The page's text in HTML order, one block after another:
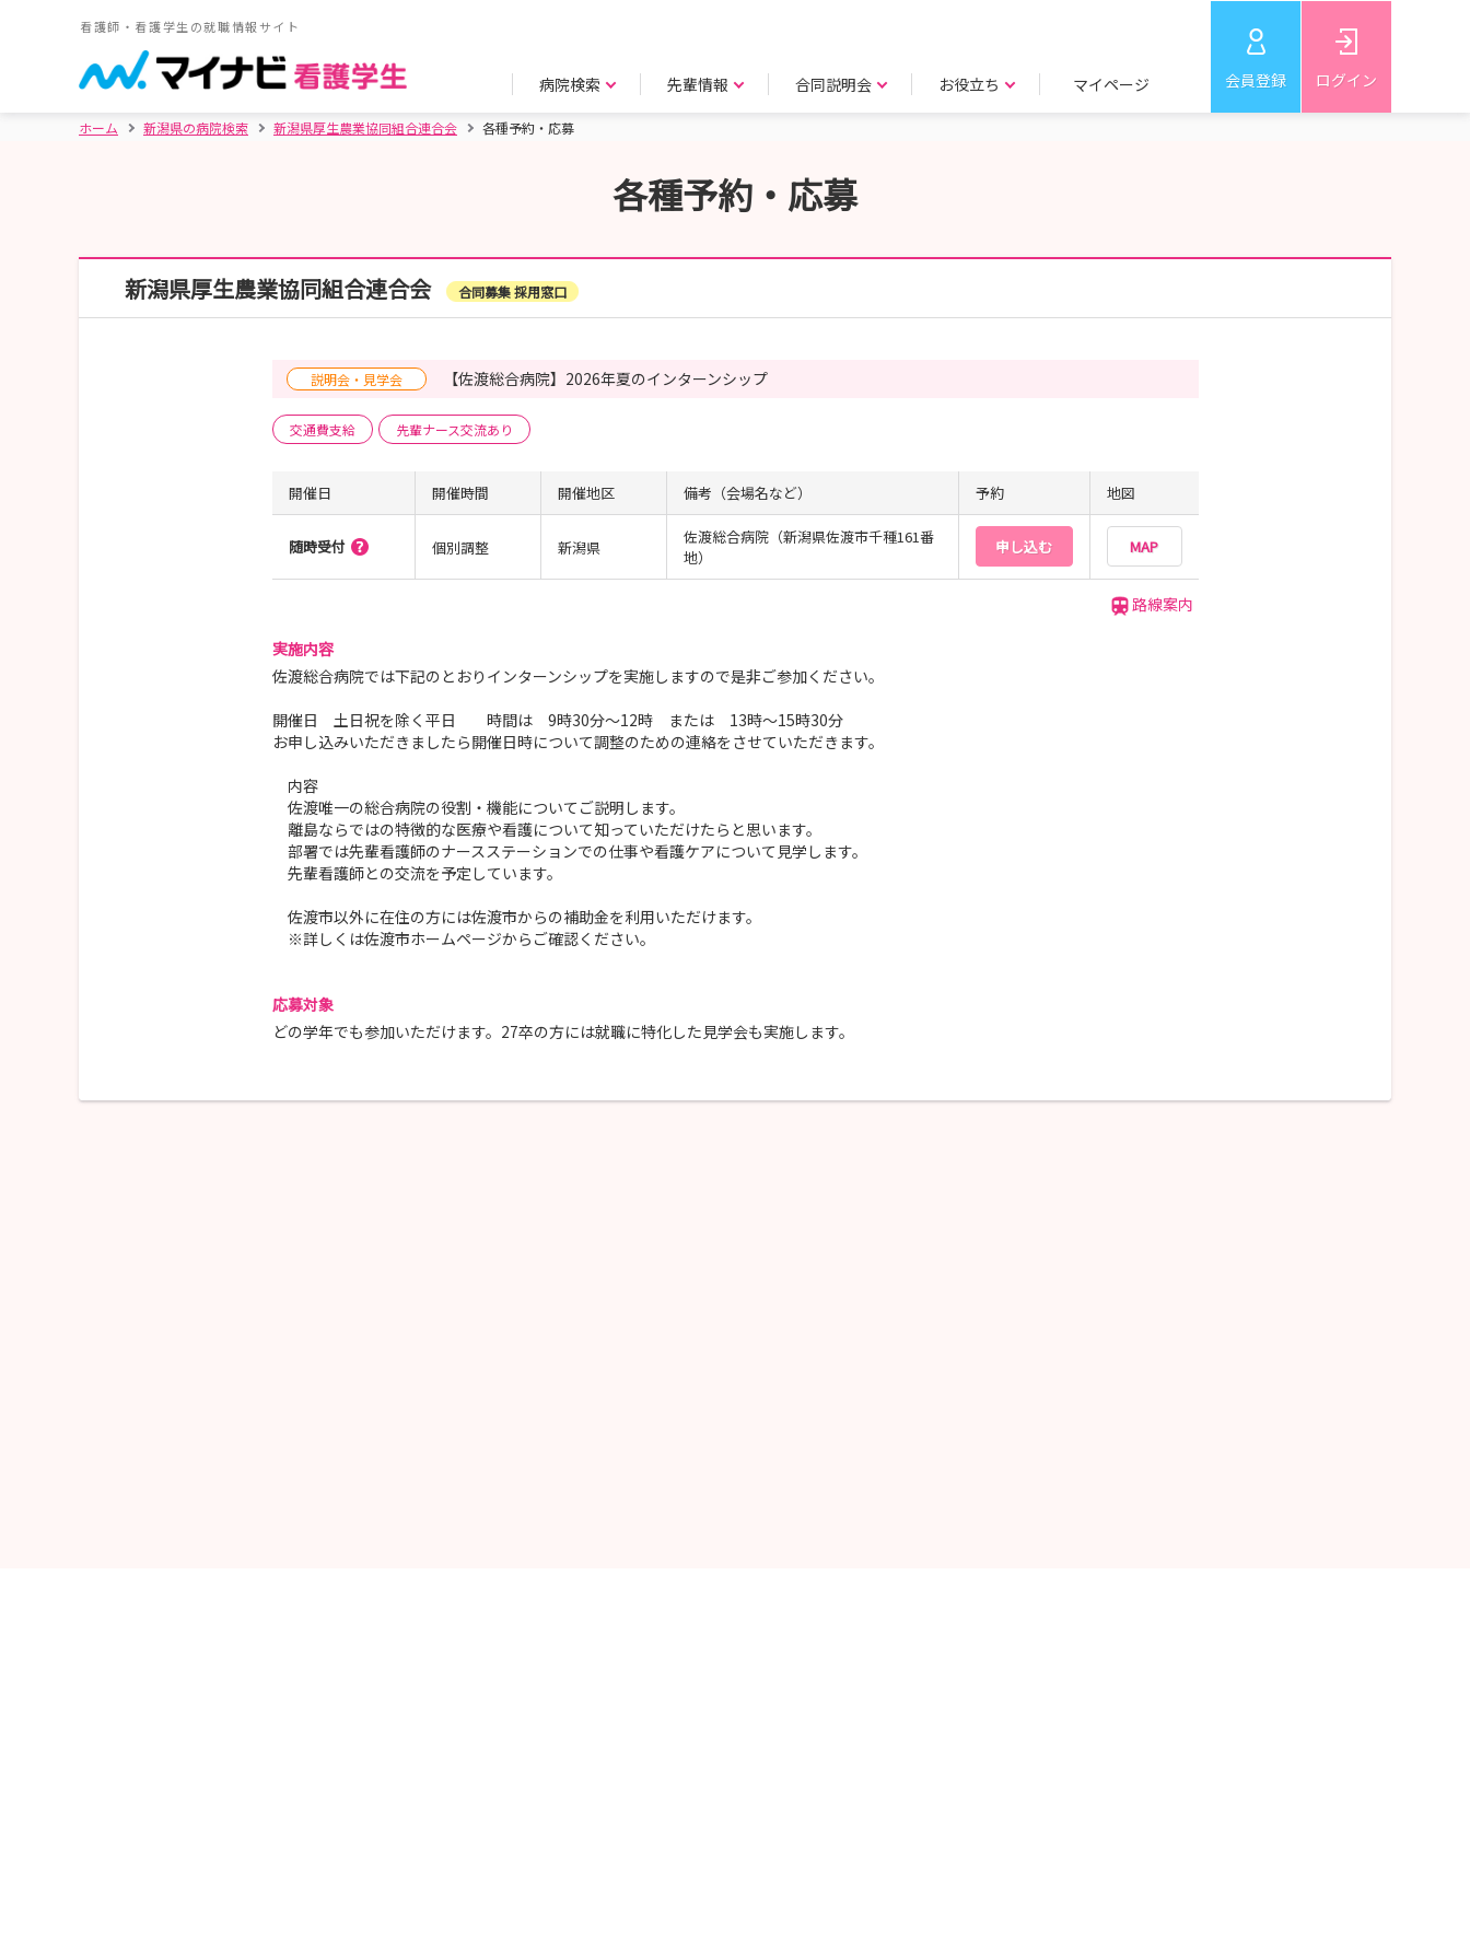
看護師・看護学生の就職情報サイト
病院検索 先輩情報 合同説明会 お役立ち マイページ 会員登録 ログイン
ホーム 新潟県の病院検索 新潟県厚生農業協同組合連合会 各種予約・応募
各種予約・応募
新潟県厚生農業協同組合連合会 合同募集 採用窓口
説明会・見学会 【佐渡総合病院】2026年夏のインターンシップ
交通費支給 先輩ナース交流あり
開催日 開催時間 開催地区 備考（会場名など） 予約 地図
随時受付 個別調整 新潟県
佐渡総合病院（新潟県佐渡市千種161番
地）
申し込む MAP
路線案内
実施内容
佐渡総合病院では下記のとおりインターンシップを実施しますので是非ご参加ください。
開催日 土日祝を除く平日 時間は 9時30分～12時 または 13時～15時30分
お申し込みいただきましたら開催日時について調整のための連絡をさせていただきます。
内容
佐渡唯一の総合病院の役割・機能についてご説明します。
離島ならではの特徴的な医療や看護について知っていただけたらと思います。
部署では先輩看護師のナースステーションでの仕事や看護ケアについて見学します。
先輩看護師との交流を予定しています。
佐渡市以外に在住の方には佐渡市からの補助金を利用いただけます。
※詳しくは佐渡市ホームページからご確認ください。
応募対象
どの学年でも参加いただけます。27卒の方には就職に特化した見学会も実施します。